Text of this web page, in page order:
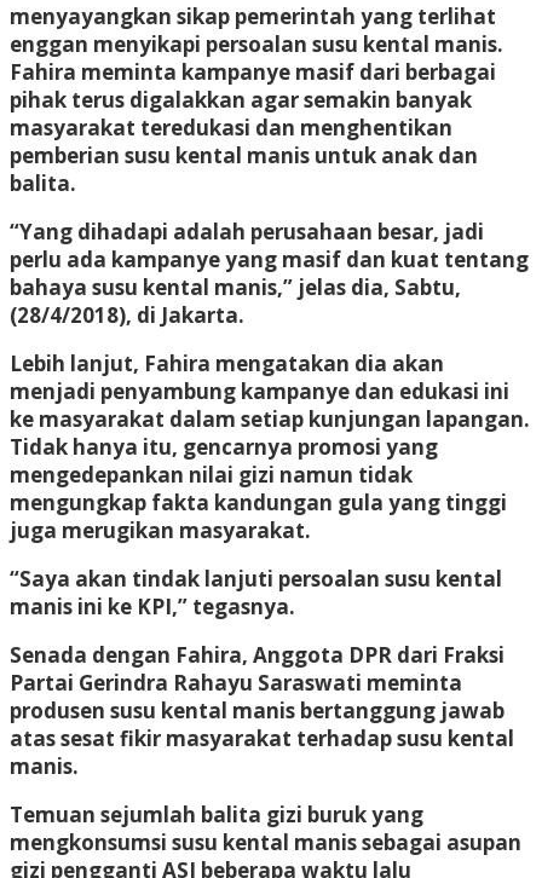
menyayangkan sikap pemerintah yang terlihat
enggan menyikapi persoalan susu kental manis.
Fahira meminta kampanye masif dari berbagai
pihak terus digalakkan agar semakin banyak
masyarakat teredukasi dan menghentikan
pemberian susu kental manis untuk anak dan
balita.
“Yang dihadapi adalah perusahaan besar, jadi
perlu ada kampanye yang masif dan kuat tentang
bahaya susu kental manis,” jelas dia, Sabtu,
(28/4/2018), di Jakarta.
Lebih lanjut, Fahira mengatakan dia akan
menjadi penyambung kampanye dan edukasi ini
ke masyarakat dalam setiap kunjungan lapangan.
Tidak hanya itu, gencarnya promosi yang
mengedepankan nilai gizi namun tidak
mengungkap fakta kandungan gula yang tinggi
juga merugikan masyarakat.
“Saya akan tindak lanjuti persoalan susu kental
manis ini ke KPI,” tegasnya.
Senada dengan Fahira, Anggota DPR dari Fraksi
Partai Gerindra Rahayu Saraswati meminta
produsen susu kental manis bertanggung jawab
atas sesat fikir masyarakat terhadap susu kental
manis.
Temuan sejumlah balita gizi buruk yang
mengkonsumsi susu kental manis sebagai asupan
gizi pengganti ASI beberapa waktu lalu